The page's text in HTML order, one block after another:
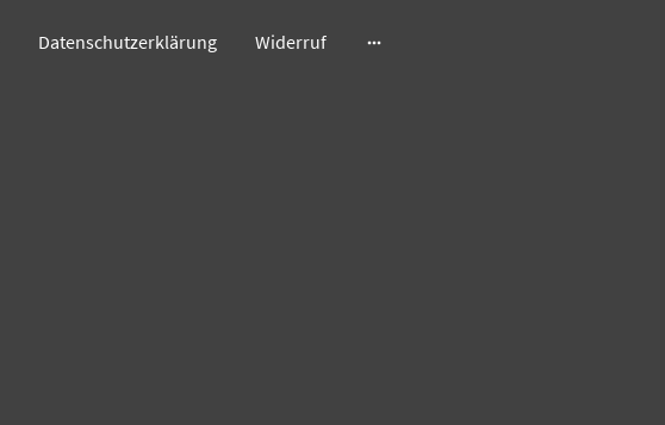
Datenschutzerklärung Widerruf